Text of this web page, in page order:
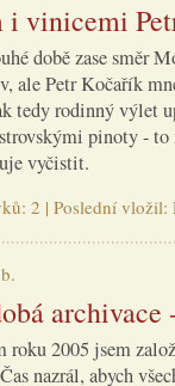
i vinicemi
době zase směr
ale Petr Kočařík
tedy rodinný výlet
pinoty -
vyčistit.
2 | Poslední
b.
archivace
roku 2005 jsem
nazrál, abych